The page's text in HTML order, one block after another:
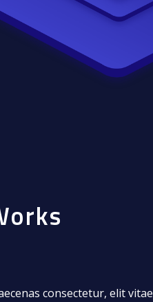
consectetur, elit vitae